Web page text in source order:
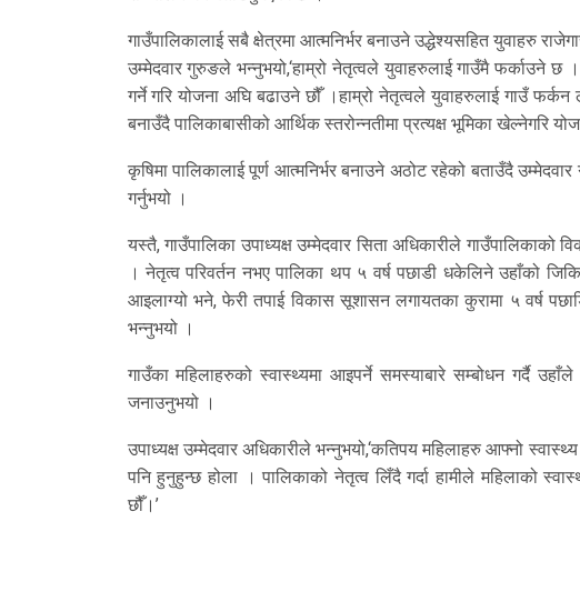
गाउँपालिकालाई सबै क्षेत्रमा आत्मनिर्भर बनाउने उद्धेश्यसहित युवाहरु
उम्मेदवार गुरुङले भन्नुभयो,‘हाम्रो नेतृत्वले युवाहरुलाई गाउँमै फर्काउने छ ।
गर्ने गरि योजना अघि बढाउने छौँ ।हाम्रो नेतृत्वले युवाहरुलाई गाउँ
बनाउँदै पालिकाबासीको आर्थिक स्तरोन्नतीमा प्रत्यक्ष भूमिका खेल्नेगरि
कृषिमा पालिकालाई पूर्ण आत्मनिर्भर बनाउने अठोट रहेको बताउँदै
गर्नुभयो ।
यस्तै, गाउँपालिका उपाध्यक्ष उम्मेदवार सिता अधिकारीले
। नेतृत्व परिवर्तन नभए पालिका थप ५ वर्ष पछाडी धकेलिने उहाँको
आइलाग्यो भने, फेरी तपाई विकास सूशासन लगायतका कुरामा ५ वर्ष
भन्नुभयो ।
गाउँका महिलाहरुको स्वास्थ्यमा आइपर्ने समस्याबारे सम्बोधन गर्दै
जनाउनुभयो ।
उपाध्यक्ष उम्मेदवार अधिकारीले भन्नुभयो,‘कतिपय महिलाहरु आफ्नो
पनि हुनुहुन्छ होला । पालिकाको नेतृत्व लिँदै गर्दा हामीले महिलाको
छौँ।’